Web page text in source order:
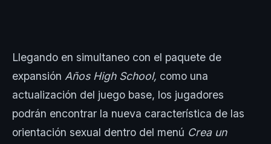
Llegando en simultaneo con el paquete de
expansión Años High School, como una
actualización del juego base, los jugadores
podrán encontrar la nueva característica de las
orientación sexual dentro del menú Crea un